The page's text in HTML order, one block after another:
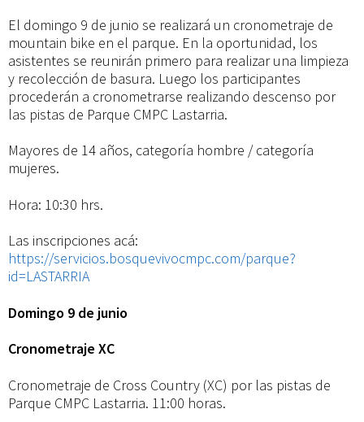
El domingo 9 de junio se realizará un cronometraje de
mountain bike en el parque. En la oportunidad, los
asistentes se reunirán primero para realizar una limpieza
y recolección de basura. Luego los participantes
procederán a cronometrarse realizando descenso por
las pistas de Parque CMPC Lastarria.
Mayores de 14 años, categoría hombre / categoría
mujeres.
Hora: 10:30 hrs.
Las inscripciones acá:
https://servicios.bosquevivocmpc.com/parque?
id=LASTARRIA
Domingo 9 de junio
Cronometraje XC
Cronometraje de Cross Country (XC) por las pistas de
Parque CMPC Lastarria. 11:00 horas.